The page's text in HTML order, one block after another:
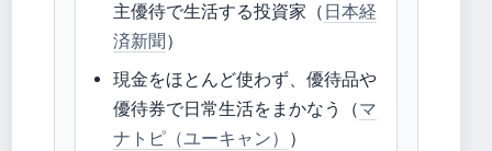
主優待で生活する投資家（ 日本経
済新聞 ）
現金をほとんど使わず、優待品や
優待券で日常生活をまかなう（マ
ナトピ（ユーキャン） ）